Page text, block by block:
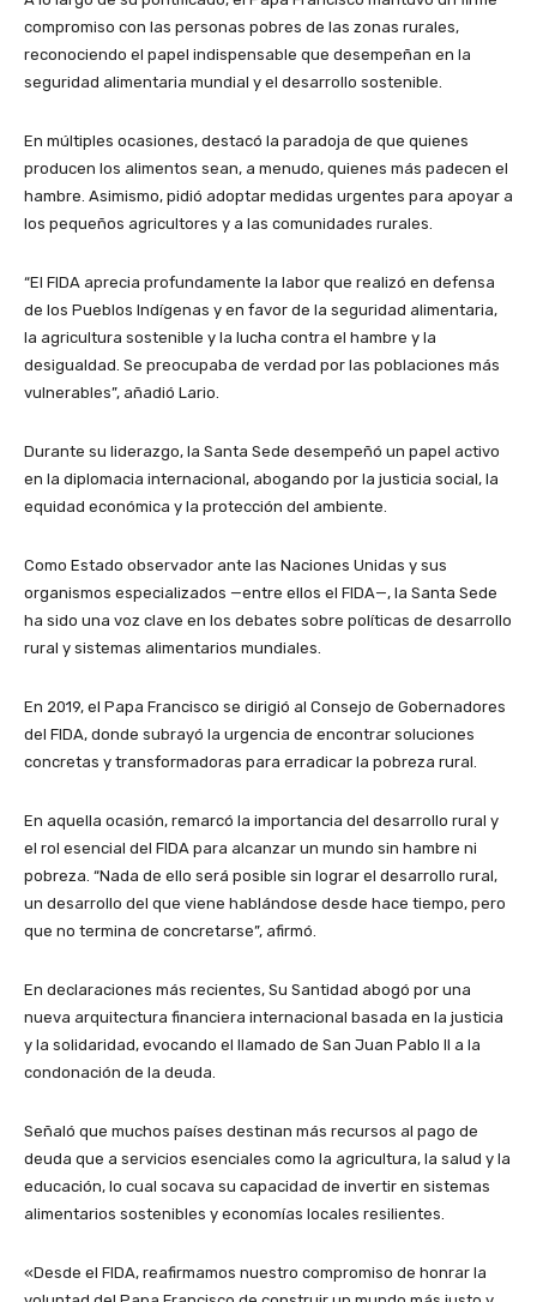
compromiso con las personas pobres de las zonas rurales,
reconociendo el papel indispensable que desempeñan en la
seguridad alimentaria mundial y el desarrollo sostenible.
En múltiples ocasiones, destacó la paradoja de que quienes
producen los alimentos sean, a menudo, quienes más padecen el
hambre. Asimismo, pidió adoptar medidas urgentes para apoyar a
los pequeños agricultores y a las comunidades rurales.
“El FIDA aprecia profundamente la labor que realizó en defensa
de los Pueblos Indígenas y en favor de la seguridad alimentaria,
la agricultura sostenible y la lucha contra el hambre y la
desigualdad. Se preocupaba de verdad por las poblaciones más
vulnerables”, añadió Lario.
Durante su liderazgo, la Santa Sede desempeñó un papel activo
en la diplomacia internacional, abogando por la justicia social, la
equidad económica y la protección del ambiente.
Como Estado observador ante las Naciones Unidas y sus
organismos especializados —entre ellos el FIDA—, la Santa Sede
ha sido una voz clave en los debates sobre políticas de desarrollo
rural y sistemas alimentarios mundiales.
En 2019, el Papa Francisco se dirigió al Consejo de Gobernadores
del FIDA, donde subrayó la urgencia de encontrar soluciones
concretas y transformadoras para erradicar la pobreza rural.
En aquella ocasión, remarcó la importancia del desarrollo rural y
el rol esencial del FIDA para alcanzar un mundo sin hambre ni
pobreza. “Nada de ello será posible sin lograr el desarrollo rural,
un desarrollo del que viene hablándose desde hace tiempo, pero
que no termina de concretarse”, afirmó.
En declaraciones más recientes, Su Santidad abogó por una
nueva arquitectura financiera internacional basada en la justicia
y la solidaridad, evocando el llamado de San Juan Pablo II a la
condonación de la deuda.
Señaló que muchos países destinan más recursos al pago de
deuda que a servicios esenciales como la agricultura, la salud y la
educación, lo cual socava su capacidad de invertir en sistemas
alimentarios sostenibles y economías locales resilientes.
«Desde el FIDA, reafirmamos nuestro compromiso de honrar la